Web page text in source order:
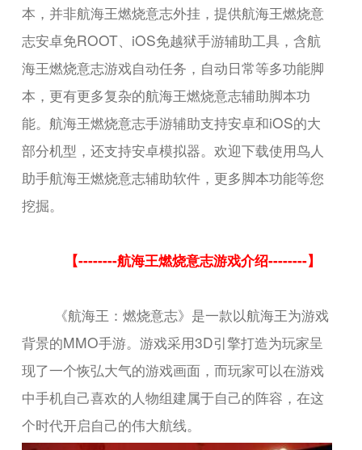
本，并非航海王燃烧意志外挂，提供航海王燃烧意
志安卓免ROOT、iOS免越狱手游辅助工具，含航
海王燃烧意志游戏自动任务，自动日常等多功能脚
本，更有更多复杂的航海王燃烧意志辅助脚本功
能。航海王燃烧意志手游辅助支持安卓和iOS的大
部分机型，还支持安卓模拟器。欢迎下载使用鸟人
助手航海王燃烧意志辅助软件，更多脚本功能等您
挖掘。
【--------航海王燃烧意志游戏介绍--------】
《航海王：燃烧意志》是一款以航海王为游戏
背景的MMO手游。游戏采用3D引擎打造为玩家呈
现了一个恢弘大气的游戏画面，而玩家可以在游戏
中手机自己喜欢的人物组建属于自己的阵容，在这
个时代开启自己的伟大航线。